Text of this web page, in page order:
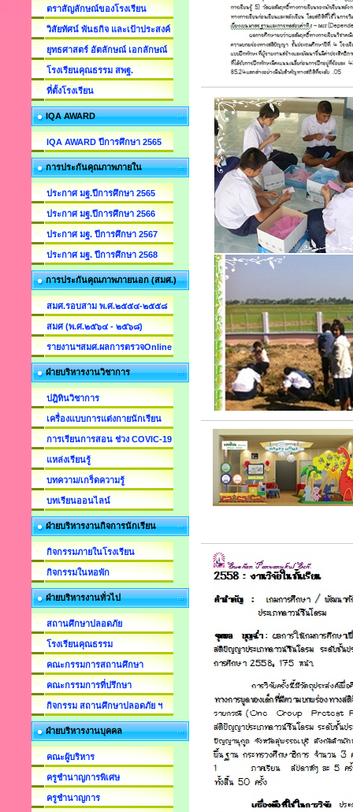
ตราสัญลักษณ์ของโรงเรียน
วิสัยทัศน์ พันธกิจ และเป้าประสงค์
ยุทธศาสตร์ อัตลักษณ์ เอกลักษณ์
โรงเรียนคุณธรรม สพฐ.
ที่ตั้งโรงเรียน
IQA AWARD
IQA AWARD ปีการศึกษา 2565
การประกันคุณภาพภายใน
ประกาศ มฐ.ปีการศึกษา 2565
ประกาศ มฐ.ปีการศึกษา 2566
ประกาศ มฐ. ปีการศึกษา 2567
ประกาศ มฐ. ปีการศึกษา 2568
การประกันคุณภาพภายนอก (สมศ.)
สมศ.รอบสาม พ.ศ.๒๕๕๔-๒๕๕๘
สมศ (พ.ศ.๒๕๖๔ - ๒๕๖๘)
รายงานฯสมศ.ผลการตรวจOnline
ฝ่ายบริหารงานวิชาการ
ปฎิทินวิชาการ
เครื่องแบบการแต่งกายนักเรียน
การเรียนการสอน ช่วง COVIC-19
แหล่งเรียนรู้
บทความ/เกร็ดความรู้
บทเรียนออนไลน์
ฝ่ายบริหารงานกิจการนักเรียน
กิจกรรมภายในโรงเรียน
กิจกรรมในหอพัก
ฝ่ายบริหารงานทั่วไป
สถานศึกษาปลอดภัย
โรงเรียนคุณธรรม
คณะกรรมการสถานศึกษา
คณะกรรมการที่ปรึกษา
กิจกรรม สถานศึกษาปลอดภัย ฯ
ฝ่ายบริหารงานบุคคล
คณะผู้บริหาร
ครูชำนาญการพิเศษ
ครูชำนาญการ